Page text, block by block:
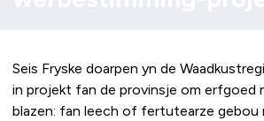
Seis Fryske doarpen yn de
in projekt fan de provinsje om erfgoed
blazen: fan leech of fertutearze gebou